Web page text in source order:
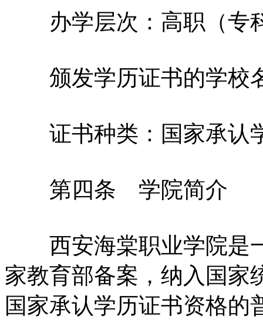
办学层次：高职（专
颁发学历证书的学校
证书种类：国家承认
第四条 学院简介
西安海棠职业学院是
家教育部备案，纳入国家
国家承认学历证书资格的